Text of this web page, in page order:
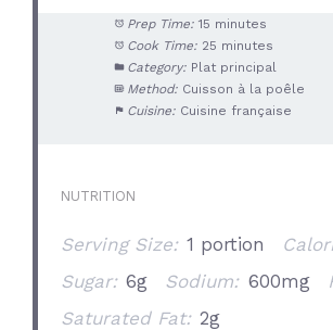
Prep Time: 15 minutes
Cook Time: 25 minutes
Category: Plat principal
Method: Cuisson à la poêle
Cuisine: Cuisine française
NUTRITION
Serving Size: 1 portion
Sugar: 6g Sodium: 600mg
Saturated Fat: 2g